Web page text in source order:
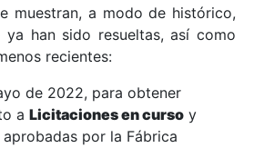
muestran, a modo de histórico,
ya han sido resueltas, así como
recientes:
de 2022, para obtener
a Licitaciones en curso y
aprobadas por la Fábrica